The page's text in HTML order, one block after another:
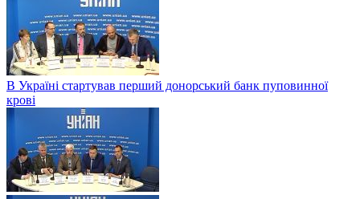
В Україні стартував перший донорський банк пуповинної
крові